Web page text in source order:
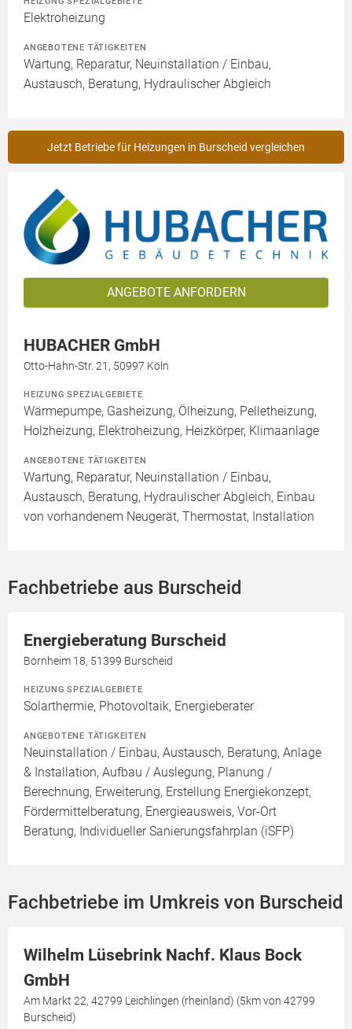
Elektroheizung
ANGEBOTENE TÄTIGKEITEN
Wartung, Reparatur, Neuinstallation / Einbau,
Austausch, Beratung, Hydraulischer Abgleich
Jetzt Betriebe für Heizungen in Burscheid vergleichen
ANGEBOTE ANFORDERN
HUBACHER GmbH
Otto-Hahn-Str. 21, 50997 Köln
HEIZUNG SPEZIALGEBIETE
Wärmepumpe, Gasheizung, Ölheizung, Pelletheizung,
Holzheizung, Elektroheizung, Heizkörper, Klimaanlage
ANGEBOTENE TÄTIGKEITEN
Wartung, Reparatur, Neuinstallation / Einbau,
Austausch, Beratung, Hydraulischer Abgleich, Einbau
von vorhandenem Neugerät, Thermostat, Installation
Fachbetriebe aus Burscheid
Energieberatung Burscheid
Bornheim 18, 51399 Burscheid
HEIZUNG SPEZIALGEBIETE
Solarthermie, Photovoltaik, Energieberater
ANGEBOTENE TÄTIGKEITEN
Neuinstallation / Einbau, Austausch, Beratung, Anlage
& Installation, Aufbau / Auslegung, Planung /
Berechnung, Erweiterung, Erstellung Energiekonzept,
Fördermittelberatung, Energieausweis, Vor-Ort
Beratung, Individueller Sanierungsfahrplan (iSFP)
Fachbetriebe im Umkreis von Burscheid
Wilhelm Lüsebrink Nachf. Klaus Bock
GmbH
Am Markt 22, 42799 Leichlingen (rheinland) (5km von 42799
Burscheid)